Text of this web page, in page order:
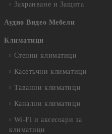
Захранване и Защита
Аудио Видео Мебели
Климатици
Стенни климатици
Касетъчни климатици
Таванни климатици
Канални климатици
Wi-Fi и аксесоари за
климатици